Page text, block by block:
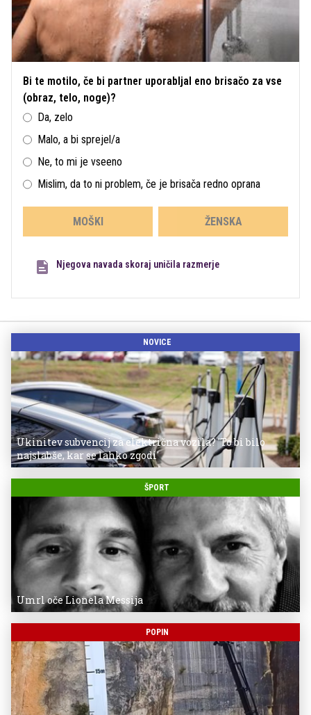
Bi te motilo, če bi partner uporabljal eno brisačo za vse
(obraz, telo, noge)?
Da, zelo
Malo, a bi sprejel/a
Ne, to mi je vseeno
Mislim, da to ni problem, če je brisača redno oprana
MOŠKI ŽENSKA
Njegova navada skoraj uničila razmerje
NOVICE
Ukinitev subvencij za električna vozila? 'To bi bilo
najslabše, kar se lahko zgodi'
ŠPORT
Umrl oče Lionela Messija
POPIN